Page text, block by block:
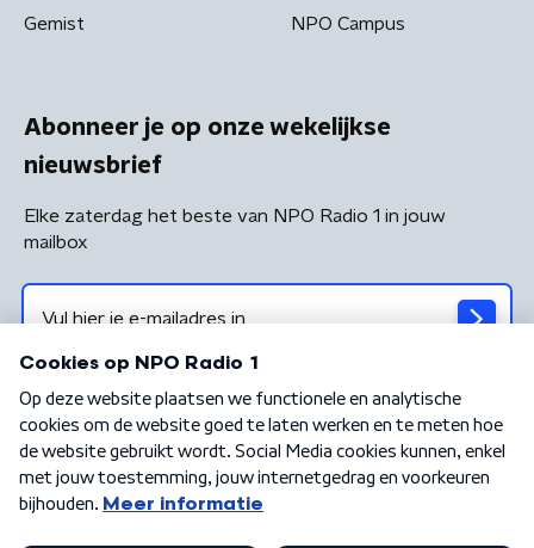
Gemist NPO Campus
Abonneer je op onze wekelijkse
nieuwsbrief
Elke zaterdag het beste van NPO Radio 1 in jouw
mailbox
Algemene voorwaarden Privacybeleid